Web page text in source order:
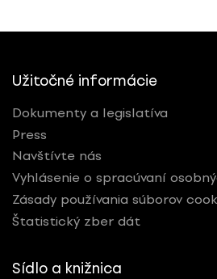
Užitočné informácie
Dokumenty a legislatíva
Press
Navštívte nás
Vyhlásenie o spracúvaní
Zásady používania súborov
Štatistický zber dát
Sídlo a knižnica